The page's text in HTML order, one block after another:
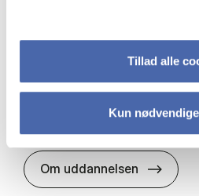
Tillad alle
Kun
virksomheders muligheder
Organisation og ledelse
Om uddannelsen